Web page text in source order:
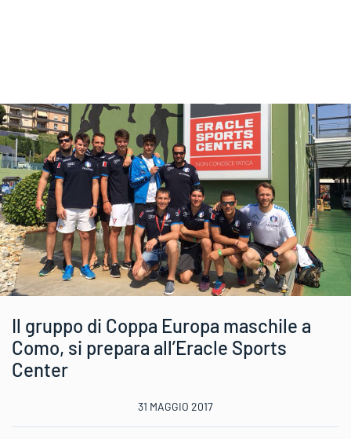
Il gruppo di Coppa Europa maschile a
Como, si prepara all’Eracle Sports
Center
31 MAGGIO 2017